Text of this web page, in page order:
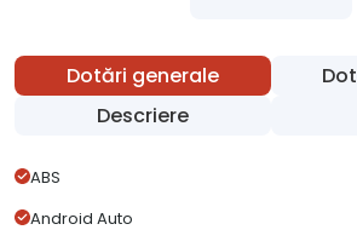
Dotări generale
Descriere
ABS
Android Auto